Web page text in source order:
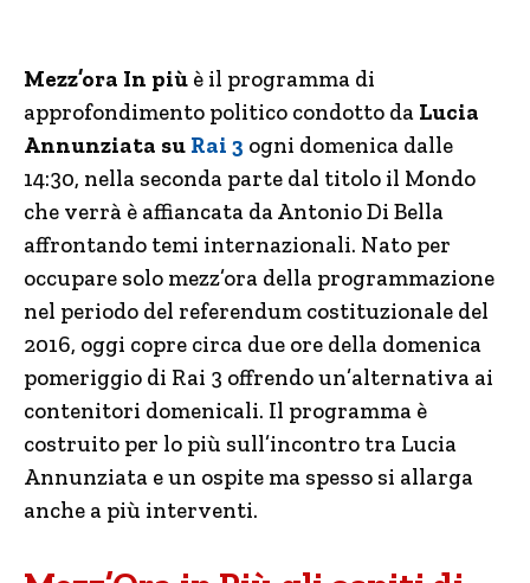
Mezz’ora In più è il programma di
approfondimento politico condotto da Lucia
Annunziata su Rai 3 ogni domenica dalle
14:30, nella seconda parte dal titolo il Mondo
che verrà è affiancata da Antonio Di Bella
affrontando temi internazionali. Nato per
occupare solo mezz’ora della programmazione
nel periodo del referendum costituzionale del
2016, oggi copre circa due ore della domenica
pomeriggio di Rai 3 offrendo un’alternativa ai
contenitori domenicali. Il programma è
costruito per lo più sull’incontro tra Lucia
Annunziata e un ospite ma spesso si allarga
anche a più interventi.